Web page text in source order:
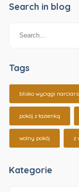
Search in blog
Tags
blisko wyciągi
pokój z łazienką
wolny pokój z
Kategorie